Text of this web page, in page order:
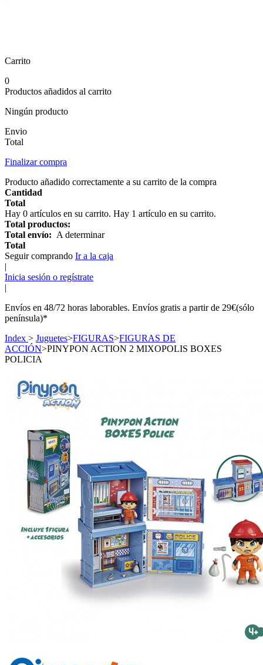
Carrito
0
Productos añadidos al carrito
Ningún producto
Envio
Total
Finalizar compra
Producto añadido correctamente a su carrito de la compra
Cantidad
Total
Hay 0 artículos en su carrito. Hay 1 artículo en su carrito.
Total productos:
Total envío: A determinar
Total
Seguir comprando Ir a la caja
|
Inicia sesión o regístrate
|
Envíos en 48/72 horas laborables. Envíos gratis a partir de 29€(sólo
península)*
Index > Juguetes>FIGURAS>FIGURAS DE
ACCIÓN>PINYPON ACTION 2 MIXOPOLIS BOXES
POLICIA